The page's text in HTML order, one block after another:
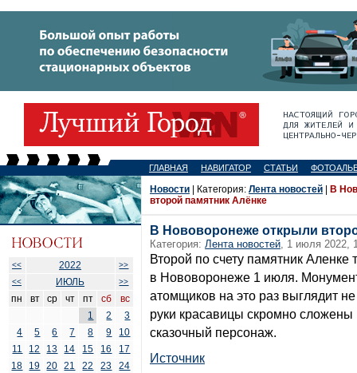
ГЛАВНАЯ НАВИГАТОР СТАТЬИ
<< 2022
>>
<<
ИЮЛЬ >>
пн вт ср чт пт сб
вс
1
2
3
4
5 6 7 8 9
10
11
12 13 14 15 16
17
18
19 20 21 22 23
24
Новости | Категория: Лента новостей
В
второй памятник Алёнке
В Нововоронеже открыли
Категория: Лента новостей, 1 июля 2022,
Второй по счету памятник Аленке
в Нововоронеже 1 июля.
атомщиков на это раз выглядит
руки красавицы скромно
сказочный персонаж.
Источник